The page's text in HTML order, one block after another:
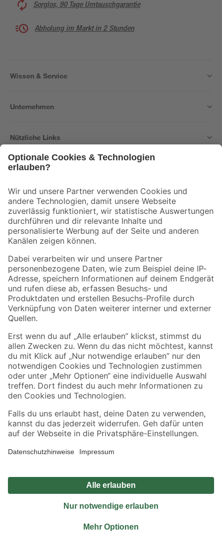
Sorglos, 90 Tage Umtauschgarantie
Abholung im Markt in 2 Stunden
Wissen & Service
Unternehmen
Nützliche Links
Der toom Newsletter: Keine Angebote und Aktionen mehr verpassen!
Zur Newsletter Anmeldung
Folge uns
Zahlungsarten Versandarten
Sicher einkaufen
Jetzt die toom-App herunterladen
Alle Preisangaben in EUR inkl. gesetzl. MwSt.. Die dargestellten Angebote sind unter
Umständen nicht in allen Märkten verfügbar. Die angegebenen Verfügbarkeiten beziehen
Produkte nur solange der Vorrat reicht.
*Paketversand ab 59 € versandkostenfrei, gilt nicht für Artikel mit Speditionsversand, hier
Privatsphäre Impressum
Nutzungsbedingungen
Widerrufsrecht
Vertrag widerrufen
© 2026 toom Baumarkt GmbH